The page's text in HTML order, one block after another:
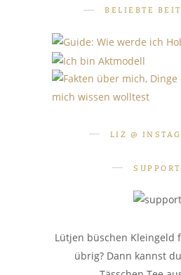
BELIEBTE
Wie werde ich
Teil 1:
Ich bin Aktmodell.
das für
Fakten über mich:
wolltest
LIZ @
SUPPORT
Lütjen büschen Kleingeld
übrig? Dann kannst